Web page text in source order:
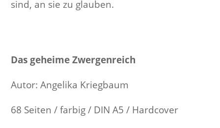
sind, an sie zu glauben.
Das geheime Zwergenreich
Autor: Angelika Kriegbaum
68 Seiten / farbig / DIN A5 / Hardcover